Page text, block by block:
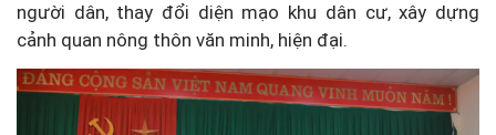
người dân, thay đổi diện mạo khu dân cư, xây dựng
cảnh quan nông thôn văn minh, hiện đại.